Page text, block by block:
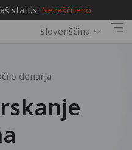
status: Nezaščiteno
Slovenščina
denarja